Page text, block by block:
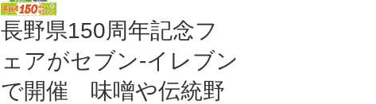
長野県150周年記念フ
ェアがセブン-イレブン
で開催 味噌や伝統野